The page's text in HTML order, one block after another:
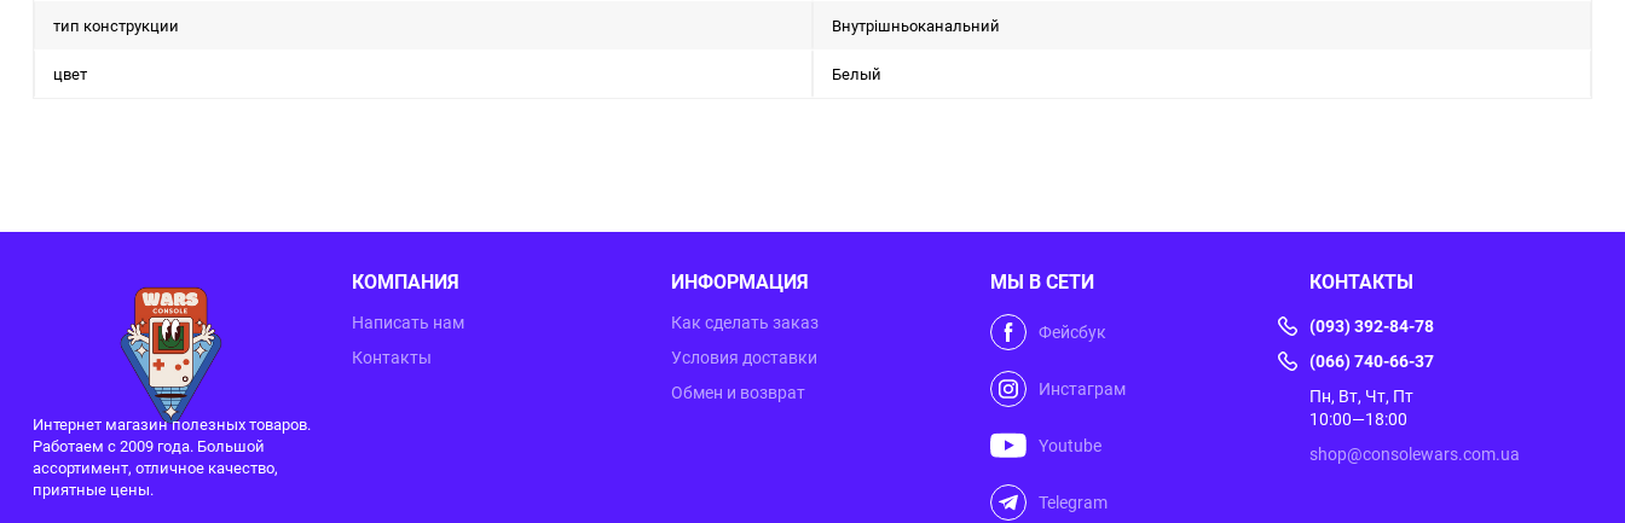
тип конструкции Внутрішньоканальний
цвет Белый
Интернет магазин полезных товаров.
Работаем с 2009 года. Большой
ассортимент, отличное качество,
приятные цены.
КОМПАНИЯ
Написать нам
Контакты
ИНФОРМАЦИЯ
Как сделать заказ
Условия доставки
Обмен и возврат
МЫ В СЕТИ
Фейсбук
Инстаграм
Youtube
Telegram
КОНТАКТЫ
(093) 392-84-78
(066) 740-66-37
Пн, Вт, Чт, Пт
10:00—18:00
shop@consolewars.com.ua